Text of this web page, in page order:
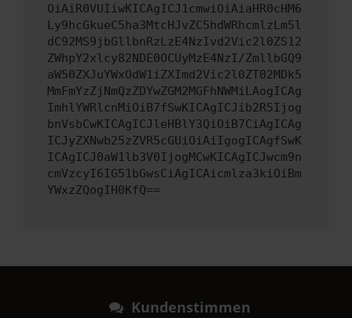
OiAiR0VUIiwKICAgICJ1cmwiOiAiaHR0cHM6
Ly9hcGkueC5ha3MtcHJvZC5hdWRhcmlzLm5l
dC92MS9jbGllbnRzLzE4NzIvd2Vic2l0ZS12
ZWhpY2xlcy82NDE0OCUyMzE4NzI/ZmllbGQ9
aW50ZXJuYWxOdW1iZXImd2Vic2l0ZT02MDk5
MmFmYzZjNmQzZDYwZGM2MGFhNWMiLAogICAg
ImhlYWRlcnMiOiB7fSwKICAgICJib2R5Ijog
bnVsbCwKICAgICJleHBlY3QiOiB7CiAgICAg
ICJyZXNwb25zZVR5cGUiOiAiIgogICAgfSwK
ICAgICJ0aW1lb3V0IjogMCwKICAgICJwcm9n
cmVzcyI6IG51bGwsCiAgICAicmlza3kiOiBm
YWxzZQogIH0KfQ==
Kundenstimmen